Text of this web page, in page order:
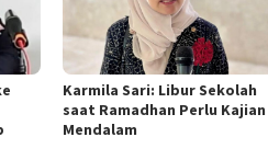
Karmila Sari: Libur Sekolah
saat Ramadhan Perlu Kajian
Mendalam